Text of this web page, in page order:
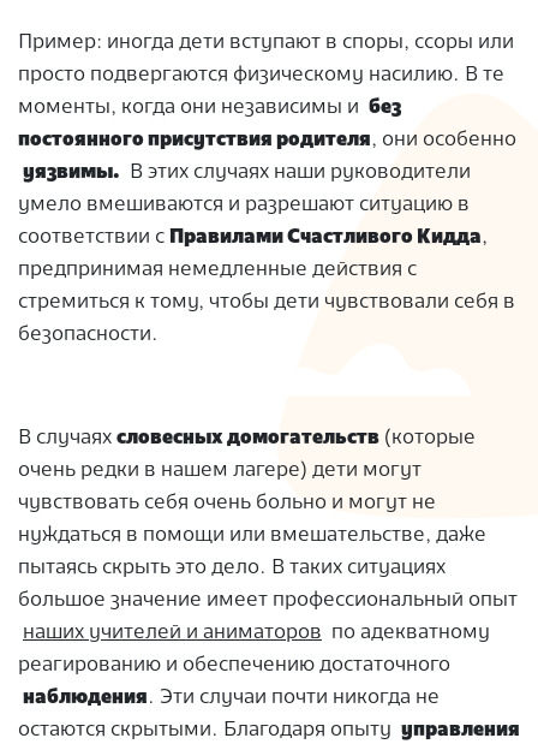
Пример: иногда дети вступают в споры, ссоры или
просто подвергаются физическому насилию. В те
моменты, когда они независимы и без
постоянного присутствия родителя, они особенно
уязвимы. В этих случаях наши руководители
умело вмешиваются и разрешают ситуацию в
соответствии с Правилами Счастливого Кидда,
предпринимая немедленные действия с
стремиться к тому, чтобы дети чувствовали себя в
безопасности.
В случаях словесных домогательств (которые
очень редки в нашем лагере) дети могут
чувствовать себя очень больно и могут не
нуждаться в помощи или вмешательстве, даже
пытаясь скрыть это дело. В таких ситуациях
большое значение имеет профессиональный опыт
наших учителей и аниматоров по адекватному
реагированию и обеспечению достаточного
наблюдения. Эти случаи почти никогда не
остаются скрытыми. Благодаря опыту управления